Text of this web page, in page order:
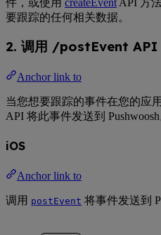
要跟踪的任何相关数据。
2. 调用 /postEvent API
Anchor link to
当您想要跟踪的事件在您的应
API 将此事件发送到 Pushwoosh
iOS
Anchor link to
调用 postEvent 将事件发送到